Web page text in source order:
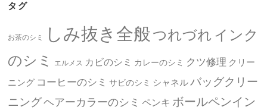
タグ
お茶のシミ しみ抜き全般つれづれ インク
のシミ
エルメス カビのシミ カレーのシミ クツ修理 クリー
ニング コーヒーのシミ サビのシミ シャネルバッグクリー
ニングヘアーカラーのシミ ペンキ ボールペンイン